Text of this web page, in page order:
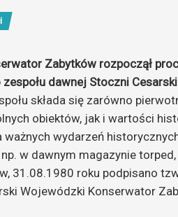
Zabytków rozpoczął
dawnej Stoczni
składa się zarówno
obiektów, jak i wartości
ważnych wydarzeń
w dawnym magazynie
31.08.1980 roku podpisano
Wojewódzki Konserwator